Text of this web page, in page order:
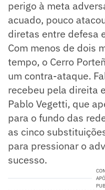
perigo à meta
acuado, pouco
diretas entre defesa
Com menos de dois
tempo, o Cerro
um contra-ataque.
recebeu pela direita
Pablo Vegetti, que
para o fundo das
as cinco
para pressionar o
sucesso.